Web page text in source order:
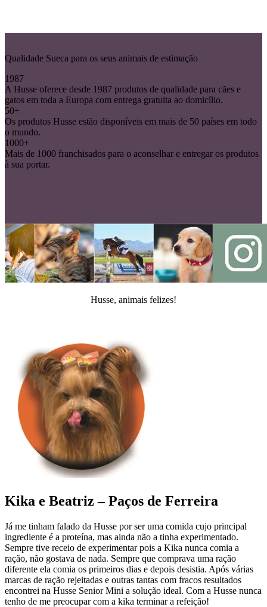
Qualidade Sueca para os seus animais de estimação
1987
A Husse oferece desde 1987 produtos de qualidade para cães e
gatos em toda a Europa com entrega gratuita ao domicílio.
50+
Os produtos Husse estão disponíveis em mais de 50 países em todo
o mundo.
1000+
Mais de 1000 franchisados para o aconselhar e entregar os produtos
à sua portar.
Husse, animais felizes!
Kika e Beatriz – Paços de Ferreira
Já me tinham falado da Husse por ser uma comida cujo principal
ingrediente é a proteína, mas ainda não a tinha experimentado.
Sempre tive receio de experimentar pois a Kika nunca comia a
ração, não gostava de nada. Sempre que comprava uma ração
diferente ela comia os primeiros dias e depois desistia. Após várias
marcas de ração rejeitadas e outras tantas com fracos resultados
encontrei na Husse Senior Mini a solução ideal. Com a Husse nunca
tenho de me preocupar com a kika terminar a refeição!